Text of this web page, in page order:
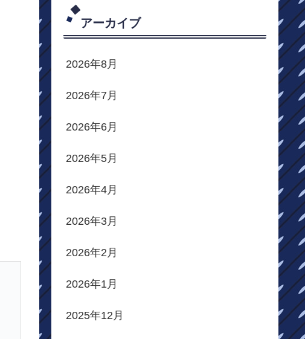
アーカイブ
2026年8月
2026年7月
2026年6月
2026年5月
2026年4月
2026年3月
2026年2月
2026年1月
2025年12月